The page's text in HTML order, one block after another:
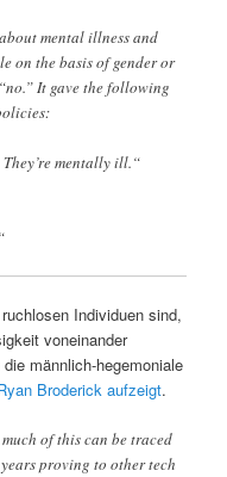
mental illness and
on the basis of gender or
It gave the following
mentally ill.“
Individuen sind,
voneinander
männlich-hegemoniale
Broderick aufzeigt.
of this can be traced
proving to other tech